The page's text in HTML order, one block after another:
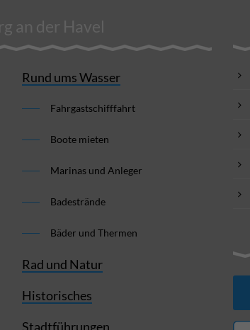
an der Havel
Rund ums Wasser
Fahrgastschifffahrt
Boote mieten
Marinas und Anleger
Badestrände
Bäder und Thermen
Rad und Natur
Historisches
Stadtführungen